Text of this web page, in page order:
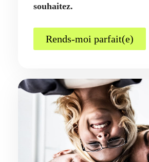
souhaitez.
Rends-moi parfait(e)